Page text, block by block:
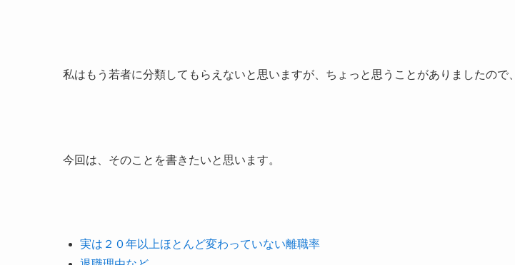
私はもう若者に分類してもらえないと思いますが、ちょっと思うことがありましたので、
今回は、そのことを書きたいと思います。
実は２０年以上ほとんど変わっていない離職率